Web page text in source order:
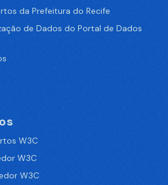
da Prefeitura do Recife
de Dados do Portal de Dados
W3C
W3C
W3C